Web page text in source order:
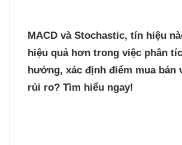
MACD và Stochastic, tín hiệu
hiệu quả hơn trong việc phân
hướng, xác định điểm mua bán
rủi ro? Tìm hiểu ngay!